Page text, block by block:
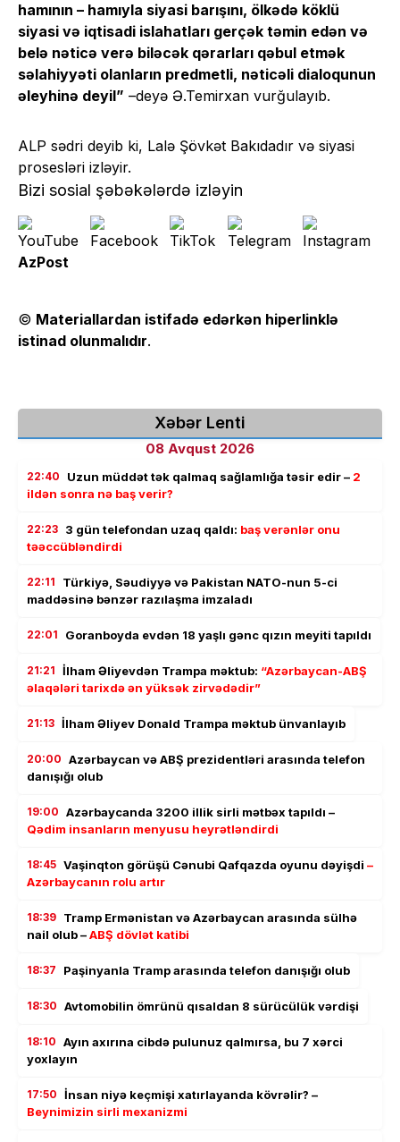
hamının – hamıyla siyasi barışını, ölkədə köklü
siyasi və iqtisadi islahatları gerçək təmin edən və
belə nəticə verə biləcək qərarları qəbul etmək
səlahiyyəti olanların predmetli, nəticəli dialoqunun
əleyhinə deyil” –deyə Ə.Temirxan vurğulayıb.
ALP sədri deyib ki, Lalə Şövkət Bakıdadır və siyasi
prosesləri izləyir.
Bizi sosial şəbəkələrdə izləyin
AzPost
© Materiallardan istifadə edərkən hiperlinklə
istinad olunmalıdır.
Xəbər Lenti
08 Avqust 2026
22:40 Uzun müddət tək qalmaq sağlamlığa təsir edir – 2
ildən sonra nə baş verir?
22:23 3 gün telefondan uzaq qaldı: baş verənlər onu
təəccübləndirdi
22:11
Türkiyə, Səudiyyə və Pakistan NATO-nun 5-ci
maddəsinə bənzər razılaşma imzaladı
22:01 Goranboyda evdən 18 yaşlı gənc qızın meyiti tapıldı
21:21 İlham Əliyevdən Trampa məktub: “Azərbaycan-ABŞ
əlaqələri tarixdə ən yüksək zirvədədir”
21:13 İlham Əliyev Donald Trampa məktub ünvanlayıb
20:00 Azərbaycan və ABŞ prezidentləri arasında telefon
danışığı olub
19:00 Azərbaycanda 3200 illik sirli mətbəx tapıldı –
Qədim insanların menyusu heyrətləndirdi
18:45 Vaşinqton görüşü Cənubi Qafqazda oyunu dəyişdi –
Azərbaycanın rolu artır
18:39 Tramp Ermənistan və Azərbaycan arasında sülhə
nail olub –ABŞ dövlət katibi
18:37 Paşinyanla Tramp arasında telefon danışığı olub
18:30 Avtomobilin ömrünü qısaldan 8 sürücülük vərdişi
18:10 Ayın axırına cibdə pulunuz qalmırsa, bu 7 xərci
yoxlayın
17:50 İnsan niyə keçmişi xatırlayanda kövrəlir? –
Beynimizin sirli mexanizmi